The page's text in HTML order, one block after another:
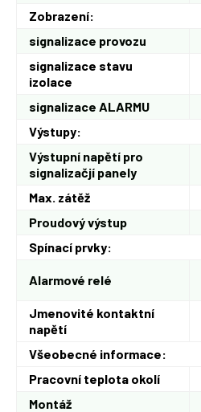
Zobrazení:
signalizace provozu
signalizace stavu
izolace
signalizace ALARMU
Výstupy:
Výstupní napětí pro
signalizačjí panely
Max. zátěž
Proudový výstup
Spínací prvky:
Alarmové relé
Jmenovité kontaktní
napětí
Všeobecné informace:
Pracovní teplota okolí
Montáž